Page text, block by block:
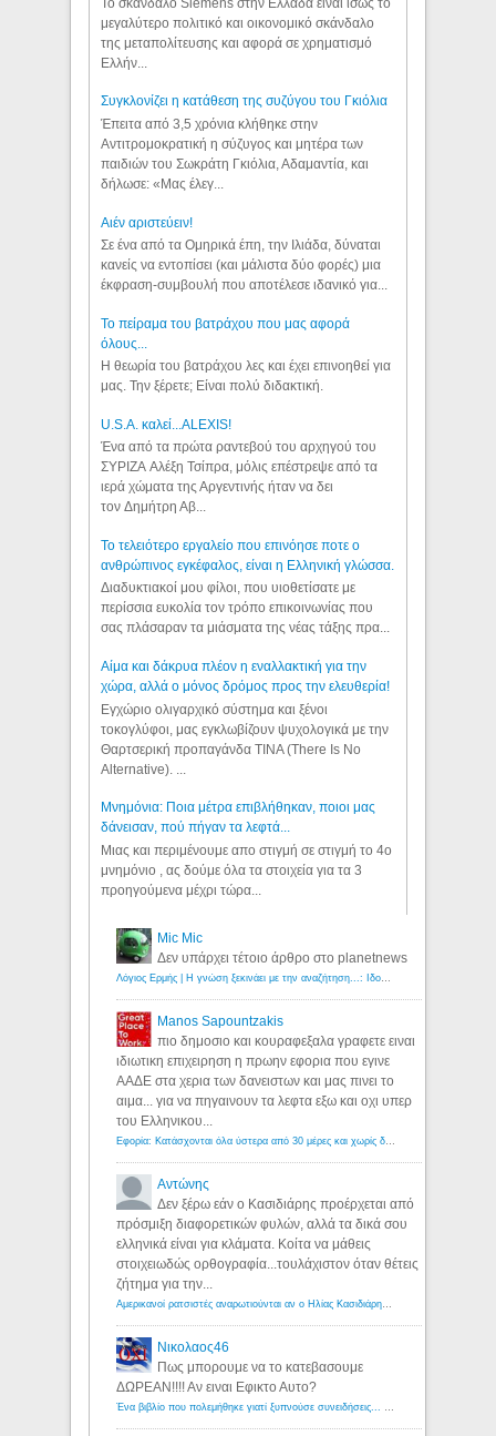
μεγαλύτερο πολιτικό και οικονομικό σκάνδαλο
της μεταπολίτευσης και αφορά σε χρηματισμό
Ελλήν...
Συγκλονίζει η κατάθεση της συζύγου του Γκιόλια
Έπειτα από 3,5 χρόνια κλήθηκε στην
Αντιτρομοκρατική η σύζυγος και μητέρα των
παιδιών του Σωκράτη Γκιόλια, Αδαμαντία, και
δήλωσε: «Μας έλεγ...
Aιέν αριστεύειν!
Σε ένα από τα Ομηρικά έπη, την Ιλιάδα, δύναται
κανείς να εντοπίσει (και μάλιστα δύο φορές) μια
έκφραση-συμβουλή που αποτέλεσε ιδανικό για...
Το πείραμα του βατράχου που μας αφορά
όλους...
Η θεωρία του βατράχου λες και έχει επινοηθεί για
μας. Την ξέρετε; Είναι πολύ διδακτική.
U.S.A. καλεί...ALEXIS!
Ένα από τα πρώτα ραντεβού του αρχηγού του
ΣΥΡΙΖΑ Αλέξη Τσίπρα, μόλις επέστρεψε από τα
ιερά χώματα της Αργεντινής ήταν να δει
τον Δημήτρη Αβ...
Το τελειότερο εργαλείο που επινόησε ποτε ο
ανθρώπινος εγκέφαλος, είναι η Ελληνική γλώσσα.
Διαδυκτιακοί μου φίλοι, που υιοθετίσατε με
περίσσια ευκολία τον τρόπο επικοινωνίας που
σας πλάσαραν τα μιάσματα της νέας τάξης πρα...
Αίμα και δάκρυα πλέον η εναλλακτική για την
χώρα, αλλά ο μόνος δρόμος προς την ελευθερία!
Εγχώριο ολιγαρχικό σύστημα και ξένοι
τοκογλύφοι, μας εγκλωβίζουν ψυχολογικά με την
Θαρτσερική προπαγάνδα TINA (There Is No
Alternative). ...
Μνημόνια: Ποια μέτρα επιβλήθηκαν, ποιοι μας
δάνεισαν, πού πήγαν τα λεφτά...
Μιας και περιμένουμε απο στιγμή σε στιγμή το 4ο
μνημόνιο , ας δούμε όλα τα στοιχεία για τα 3
προηγούμενα μέχρι τώρα...
Mic Mic
Δεν υπάρχει τέτοιο άρθρο στο planetnews
Λόγιος Ερμής | Η γνώση ξεκινάει με την αναζήτηση...: Ιδού οι 18 που χρωστούν 11 δις ευρώ!
Manos Sapountzakis
πιο δημοσιο και κουραφεξαλα γραφετε ειναι
ιδιωτικη επιχειρηση η πρωην εφορια που εγινε
ΑΑΔΕ στα χερια των δανειστων και μας πινει το
αιμα... για να πηγαινουν τα λεφτα εξω και οχι υπερ
του Ελληνικου...
Εφορία: Κατάσχονται όλα ύστερα από 30 μέρες και χωρίς δικαστικές αποφάσεις - Λόγιος Ερμής
Αντώνης
Δεν ξέρω εάν ο Κασιδιάρης προέρχεται από
πρόσμιξη διαφορετικών φυλών, αλλά τα δικά σου
ελληνικά είναι για κλάματα. Κοίτα να μάθεις
στοιχειωδώς ορθογραφία...τουλάχιστον όταν θέτεις
ζήτημα για την...
Αμερικανοί ρατσιστές αναρωτιούνται αν ο Ηλίας Κασιδιάρης ανήκει στη λευκή φυλή... - Λόγιος Ερμής
Νικολαος46
Πως μπορουμε να το κατεβασουμε
ΔΩΡΕΑΝ!!!! Αν ειναι Εφικτο Αυτο?
Ένα βιβλίο που πολεμήθηκε γιατί ξυπνούσε συνειδήσεις... - Λόγιος Ερμής | Η γνώση ξεκινάει με την αναζήτηση...